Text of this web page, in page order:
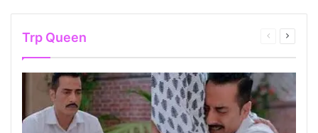
Trp Queen
Previous
Next